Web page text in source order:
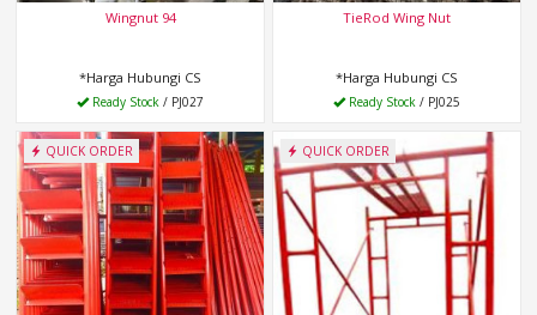
Wingnut 94
*Harga Hubungi CS
Ready Stock / PJ027
TieRod Wing Nut
*Harga Hubungi CS
Ready Stock / PJ025
QUICK ORDER QUICK ORDER